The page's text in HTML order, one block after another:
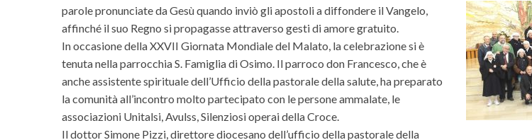
parole pronunciate da Gesù quando inviò gli apostoli a diffondere il Vangelo,
affinché il suo Regno si propagasse attraverso gesti di amore gratuito.
In occasione della XXVII Giornata Mondiale del Malato, la celebrazione si è
tenuta nella parrocchia S. Famiglia di Osimo. Il parroco don Francesco, che è
anche assistente spirituale dell’Ufficio della pastorale della salute, ha preparato
la comunità all’incontro molto partecipato con le persone ammalate, le
associazioni Unitalsi, Avulss, Silenziosi operai della Croce.
Il dottor Simone Pizzi, direttore diocesano dell’ufficio della pastorale della